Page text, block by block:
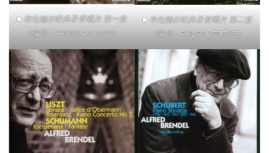
■ 布伦德尔经典录音唱片 第一套
（编号：PHILIPS 475 7182）
■ 布伦德尔经典录音唱片 第二套
（编号：PHILIPS 475 7185）